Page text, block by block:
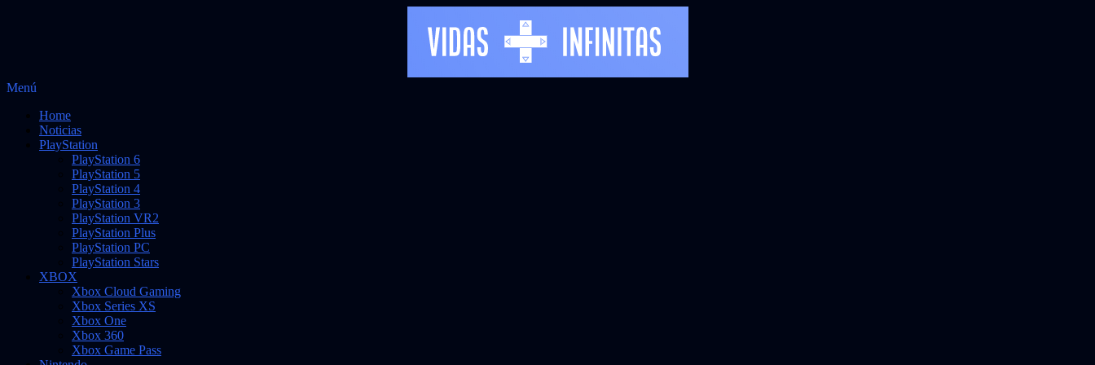
Noticias sobre videojuegos
Menú
contenido
Home
Noticias
PlayStation
PlayStation 6
PlayStation 5
PlayStation 4
PlayStation 3
PlayStation VR2
PlayStation Plus
PlayStation PC
PlayStation Stars
XBOX
Xbox Cloud Gaming
Xbox Series XS
Xbox One
Xbox 360
Xbox Game Pass